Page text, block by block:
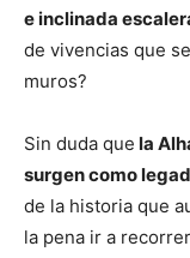
e inclinada
de vivencias que
muros?
Sin duda que la
surgen como
de la historia que
la pena ir a